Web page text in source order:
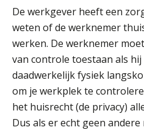
De werkgever heeft een
weten of de werknemer
werken. De werknemer
van controle toestaan als
daadwerkelijk fysiek
om je werkplek te
het huisrecht (de privacy)
Dus als er echt geen
05
AUG
Markus
07
AUG
Markus